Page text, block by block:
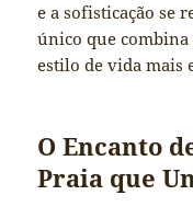
e a sofisticação se
único que combina
estilo de vida mais
O Encanto
Praia que